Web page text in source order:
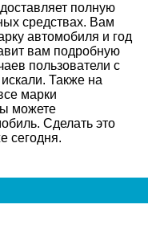
полную
средствах. Вам
автомобиля и год
вам подробную
пользователи с
Также на
марки
можете
Сделать это
сегодня.